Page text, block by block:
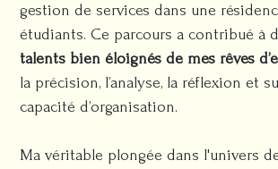
gestion de services dans une
étudiants. Ce parcours a contribué à
talents bien éloignés de mes rêves
la précision, l’analyse, la réflexion et
capacité d’organisation.
Ma véritable plongée dans l'univers